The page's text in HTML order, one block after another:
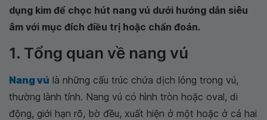
dụng kim để chọc hút nang vú dưới hướng dẫn siêu
âm với mục đích điều trị hoặc chẩn đoán.
1. Tổng quan về nang vú
Nang vú là những cấu trúc chứa dịch lỏng trong vú,
thường lành tính. Nang vú có hình tròn hoặc oval, di
động, giới hạn rõ, bờ đều, xuất hiện ở một hoặc ở cả hai